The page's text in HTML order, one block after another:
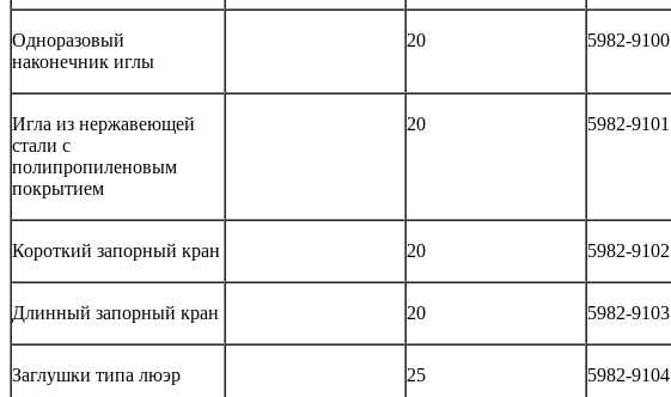
Одноразовый
наконечник иглы
20 5982-9100
Игла из нержавеющей
стали с
полипропиленовым
покрытием
20 5982-9101
Короткий запорный кран 20 5982-9102
Длинный запорный кран 20 5982-9103
Заглушки типа люэр 25 5982-9104